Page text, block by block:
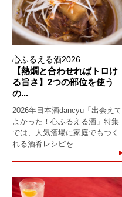
心ふるえる酒2026
【熱燗と合わせればトロけ
る旨さ】2つの部位を使う
の...
2026年日本酒dancyu「出会えて
よかった！心ふるえる酒」特集
では、人気酒場に家庭でもつく
れる酒肴レシピを...